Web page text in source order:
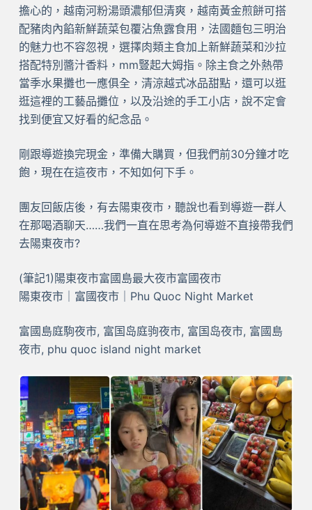
擔心的，越南河粉湯頭濃郁但清爽，越南黃金煎餅可搭
配豬肉內餡新鮮蔬菜包覆沾魚露食用，法國麵包三明治
的魅力也不容忽視，選擇肉類主食加上新鮮蔬菜和沙拉
搭配特別醬汁香料，mm豎起大姆指。除主食之外熱帶
當季水果攤也一應俱全，清涼越式冰品甜點，還可以逛
逛這裡的工藝品攤位，以及沿途的手工小店，說不定會
找到便宜又好看的紀念品。
剛跟導遊換完現金，準備大購買，但我們前30分鐘才吃
飽，現在在這夜市，不知如何下手。
團友回飯店後，有去陽東夜市，聽說也看到導遊一群人
在那喝酒聊天……我們一直在思考為何導遊不直接帶我們
去陽東夜市?
(筆記1)陽東夜市富國島最大夜市富國夜市
陽東夜市｜富國夜市｜Phu Quoc Night Market
富國島庭駒夜市, 富国岛庭驹夜市, 富国岛夜市, 富國島
夜市, phu quoc island night market